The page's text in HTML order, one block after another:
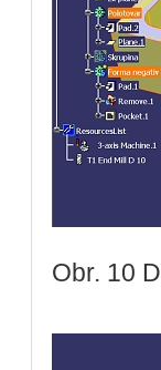
Obr. 10